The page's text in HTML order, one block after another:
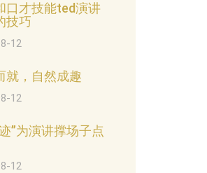
口才技能ted演讲
技巧
12
就，自然成趣
12
”为演讲撑场子点
12